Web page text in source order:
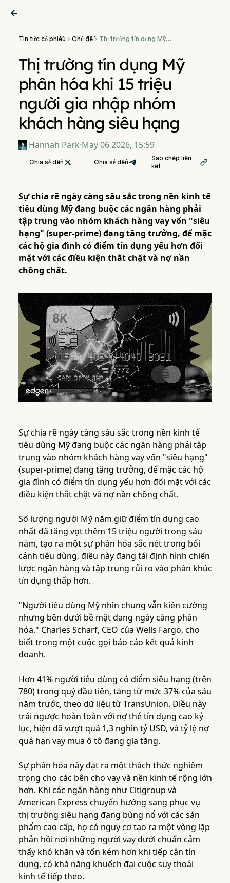

Tin tức cổ phiếu  Chủ đề Thị trường tín dụng Mỹ
siêu hạng
Thị trường tín dụng Mỹ
phân hóa khi 15 triệu
người gia nhập nhóm
khách hàng siêu hạng
Hannah Park·May 06 2026, 15:59
Chia sẻ đến  Chia sẻ đến
Sao chép liên
kết

Sự chia rẽ ngày càng sâu sắc trong nền kinh tế
tiêu dùng Mỹ đang buộc các ngân hàng phải
tập trung vào nhóm khách hàng vay vốn "siêu
hạng" (super-prime) đang tăng trưởng, để mặc
các hộ gia đình có điểm tín dụng yếu hơn đối
mặt với các điều kiện thắt chặt và nợ nần
chồng chất.
Sự chia rẽ ngày càng sâu sắc trong nền kinh tế
tiêu dùng Mỹ đang buộc các ngân hàng phải tập
trung vào nhóm khách hàng vay vốn "siêu hạng"
(super-prime) đang tăng trưởng, để mặc các hộ
gia đình có điểm tín dụng yếu hơn đối mặt với các
điều kiện thắt chặt và nợ nần chồng chất.
Số lượng người Mỹ nắm giữ điểm tín dụng cao
nhất đã tăng vọt thêm 15 triệu người trong sáu
năm, tạo ra một sự phân hóa sắc nét trong bối
cảnh tiêu dùng, điều này đang tái định hình chiến
lược ngân hàng và tập trung rủi ro vào phân khúc
tín dụng thấp hơn.
"Người tiêu dùng Mỹ nhìn chung vẫn kiên cường
nhưng bên dưới bề mặt đang ngày càng phân
hóa," Charles Scharf, CEO của Wells Fargo, cho
biết trong một cuộc gọi báo cáo kết quả kinh
doanh.
Hơn 41% người tiêu dùng có điểm siêu hạng (trên
780) trong quý đầu tiên, tăng từ mức 37% của sáu
năm trước, theo dữ liệu từ TransUnion. Điều này
trái ngược hoàn toàn với nợ thẻ tín dụng cao kỷ
lục, hiện đã vượt quá 1,3 nghìn tỷ USD, và tỷ lệ nợ
quá hạn vay mua ô tô đang gia tăng.
Sự phân hóa này đặt ra một thách thức nghiêm
trọng cho các bên cho vay và nền kinh tế rộng lớn
hơn. Khi các ngân hàng như Citigroup và
American Express chuyển hướng sang phục vụ
thị trường siêu hạng đang bùng nổ với các sản
phẩm cao cấp, họ có nguy cơ tạo ra một vòng lặp
phản hồi nơi những người vay dưới chuẩn cảm
thấy khó khăn và tốn kém hơn khi tiếp cận tín
dụng, có khả năng khuếch đại cuộc suy thoái
kinh tế tiếp theo.